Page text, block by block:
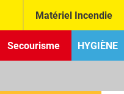
Matériel Incendie
Secourisme HYGIÈNE